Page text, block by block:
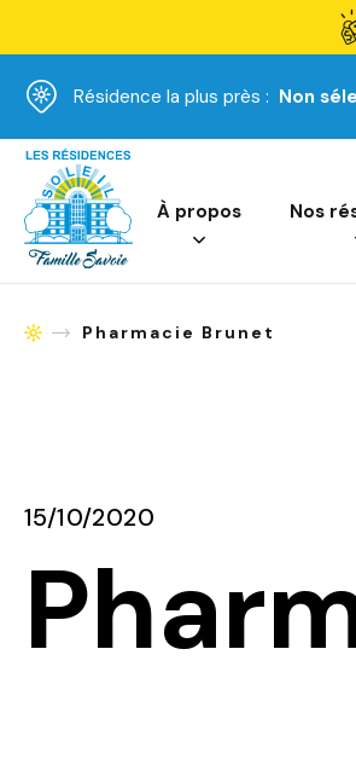
Résidence la plus près : Non
Accueil
À propos Nos
AccueilPharmacie Brunet
15/10/2020